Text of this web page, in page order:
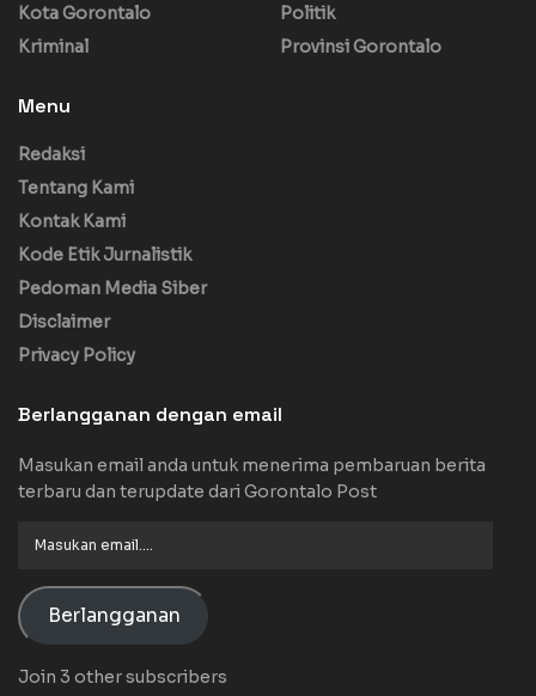
Kota Gorontalo
Kriminal
Politik
Provinsi Gorontalo
Menu
Redaksi
Tentang Kami
Kontak Kami
Kode Etik Jurnalistik
Pedoman Media Siber
Disclaimer
Privacy Policy
Berlangganan dengan email
Masukan email anda untuk menerima pembaruan berita
terbaru dan terupdate dari Gorontalo Post
Berlangganan
Join 3 other subscribers